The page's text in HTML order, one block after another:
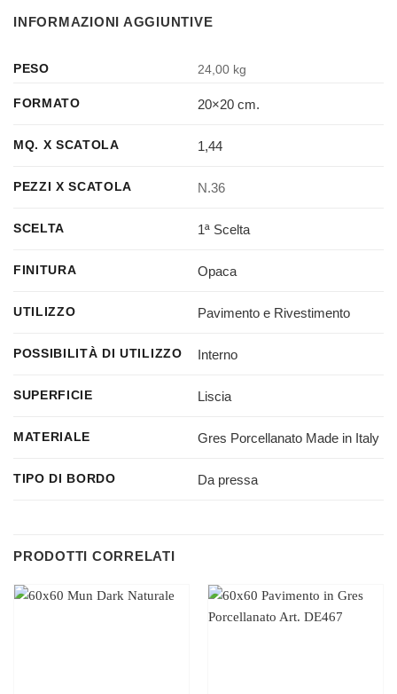
INFORMAZIONI AGGIUNTIVE
PESO 24,00 kg
FORMATO 20×20 cm.
MQ. X SCATOLA 1,44
PEZZI X SCATOLA N.36
SCELTA 1ª Scelta
FINITURA Opaca
UTILIZZO Pavimento e Rivestimento
POSSIBILITÀ DI UTILIZZO Interno
SUPERFICIE Liscia
MATERIALE Gres Porcellanato Made in Italy
TIPO DI BORDO Da pressa
PRODOTTI CORRELATI